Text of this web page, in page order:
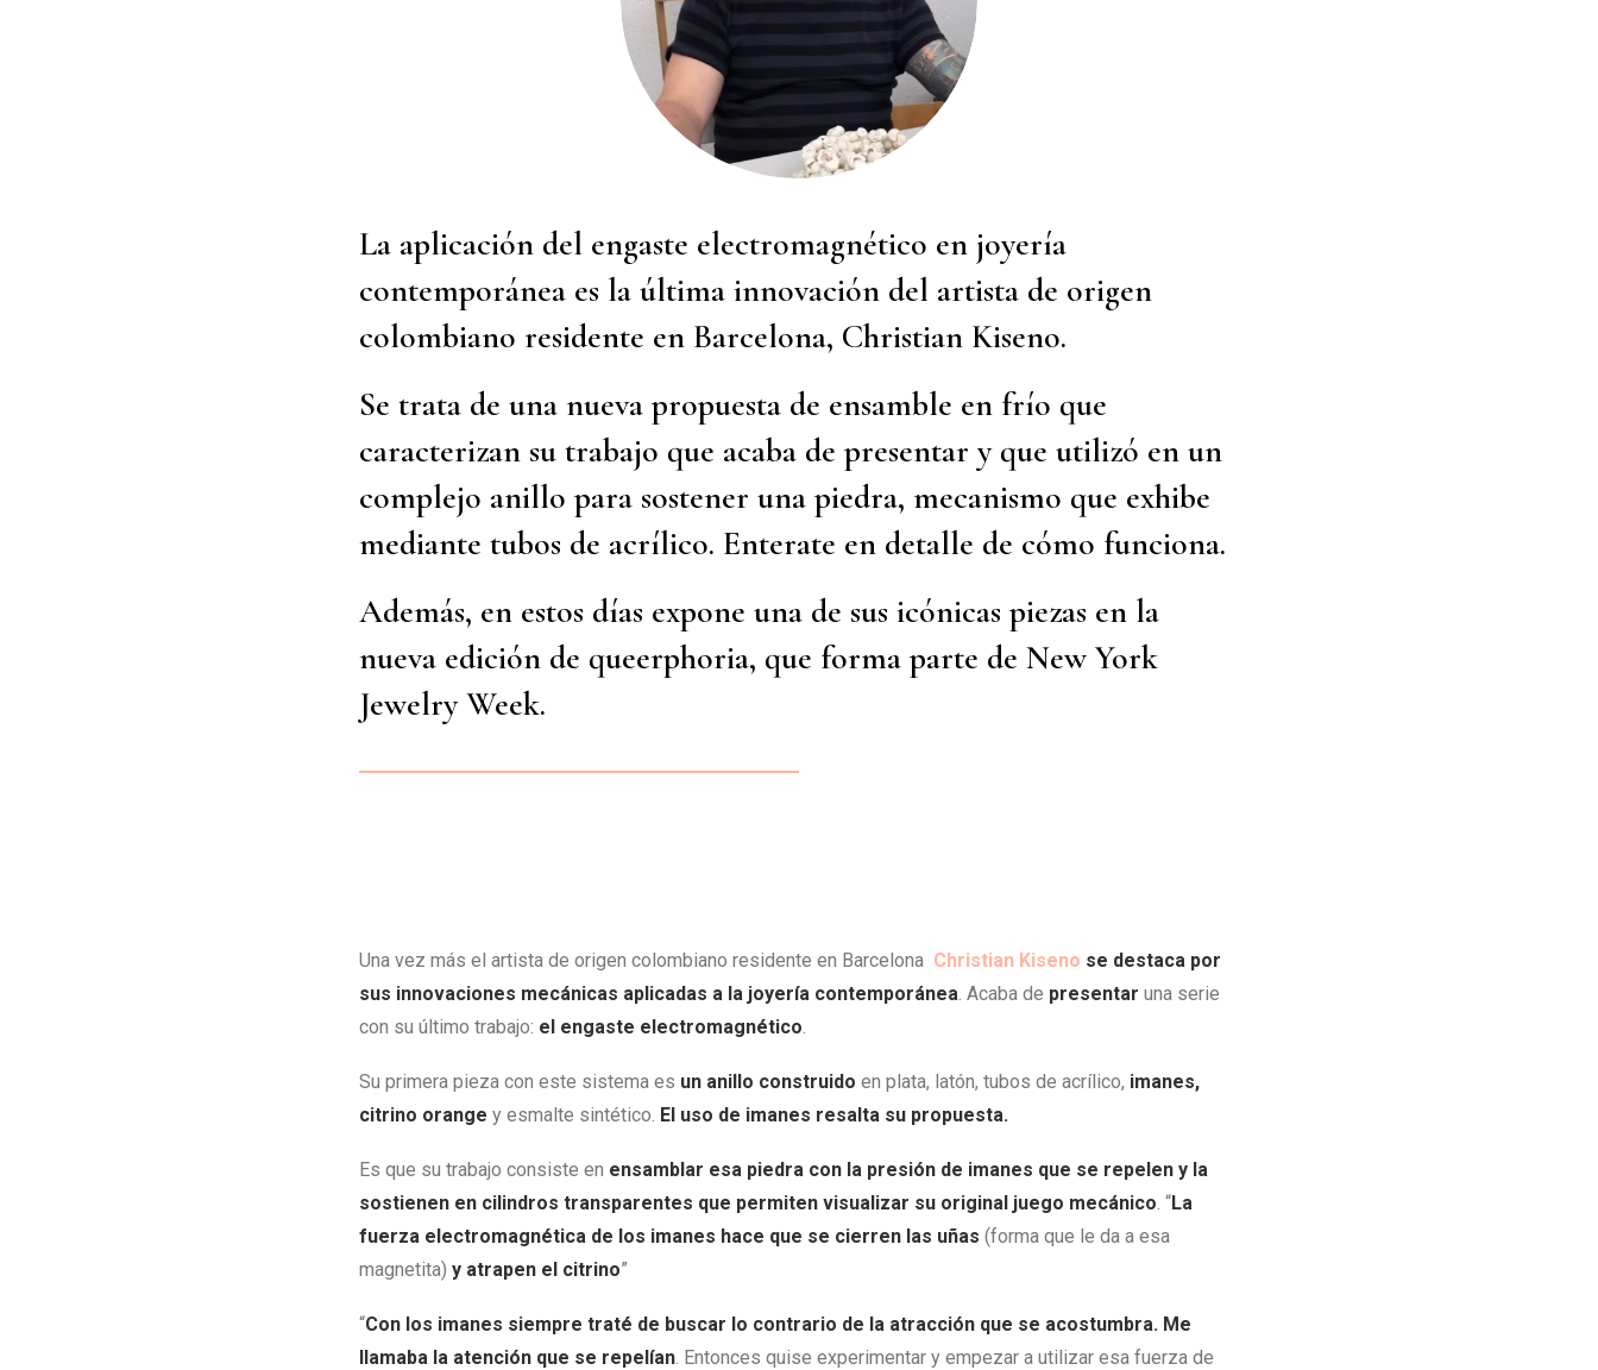
La aplicación del engaste electromagnético en joyería
contemporánea es la última innovación del artista de origen
colombiano residente en Barcelona, Christian Kiseno.
Se trata de una nueva propuesta de ensamble en frío que
caracterizan su trabajo que acaba de presentar y que utilizó en un
complejo anillo para sostener una piedra, mecanismo que exhibe
mediante tubos de acrílico. Enterate en detalle de cómo funciona.
Además, en estos días expone una de sus icónicas piezas en la
nueva edición de queerphoria, que forma parte de New York
Jewelry Week.
Una vez más el artista de origen colombiano residente en Barcelona Christian Kiseno se destaca por
sus innovaciones mecánicas aplicadas a la joyería contemporánea. Acaba de presentar una serie
con su último trabajo: el engaste electromagnético.
Su primera pieza con este sistema es un anillo construido en plata, latón, tubos de acrílico, imanes,
citrino orange y esmalte sintético. El uso de imanes resalta su propuesta.
Es que su trabajo consiste en ensamblar esa piedra con la presión de imanes que se repelen y la
sostienen en cilindros transparentes que permiten visualizar su original juego mecánico. “La
fuerza electromagnética de los imanes hace que se cierren las uñas (forma que le da a esa
magnetita) y atrapen el citrino”
“Con los imanes siempre traté de buscar lo contrario de la atracción que se acostumbra. Me
llamaba la atención que se repelían. Entonces quise experimentar y empezar a utilizar esa fuerza de